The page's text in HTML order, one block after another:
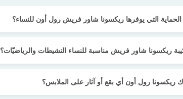
التي يوفرها ريكسونا شاور فريش رول أون للنساء؟
ريكسونا شاور فريش مناسبة للنساء النشيطات والرياضيّات؟
ريكسونا رول أون أي بقع أو آثار على الملابس؟